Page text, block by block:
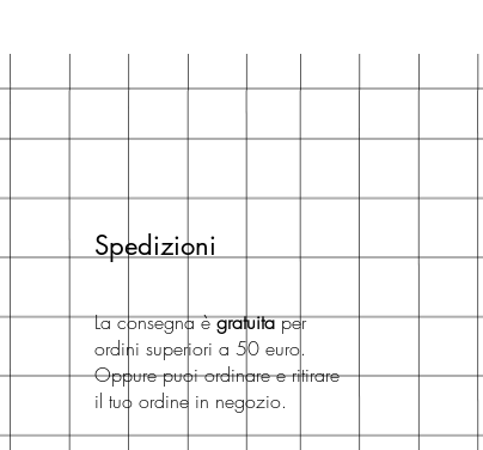
Spedizioni
La consegna ègratuitaper
ordini superiori a 50 euro.
Oppure puoi ordinare e ritirare
il tuo ordine in negozio.